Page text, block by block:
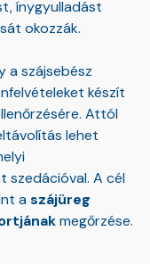
ínygyulladást
okozzák.
a szájsebész
készít
Attól
lehet
szedációval. A cél
aszájüreg
megőrzése.